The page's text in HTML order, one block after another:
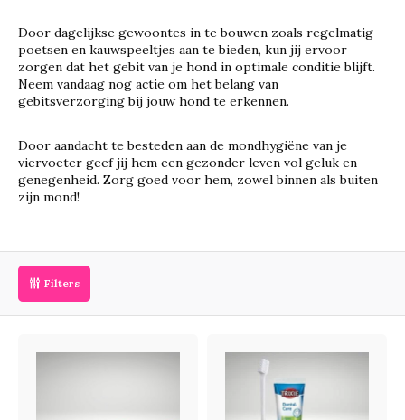
Door dagelijkse gewoontes in te bouwen zoals regelmatig
poetsen en kauwspeeltjes aan te bieden, kun jij ervoor
zorgen dat het gebit van je hond in optimale conditie blijft.
Neem vandaag nog actie om het belang van
gebitsverzorging bij jouw hond te erkennen.
Door aandacht te besteden aan de mondhygiëne van je
viervoeter geef jij hem een gezonder leven vol geluk en
genegenheid. Zorg goed voor hem, zowel binnen als buiten
zijn mond!
Filters